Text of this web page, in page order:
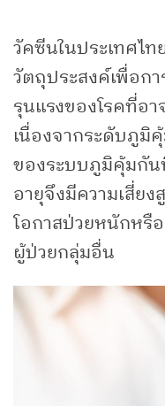
วัคซีนในประเทศไ
วัตถุประสงค์เพื่อก
รุนแรงของโรคที่อ
เนื่องจากระดับภูมิ
ของระบบภูมิคุ้มกั
อายุจึงมีความเสี่ย
โอกาสป่วยหนักหรื
ผู้ป่วยกลุ่มอื่น